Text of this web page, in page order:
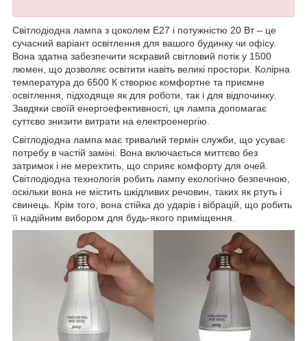
Світлодіодна лампа з цоколем E27 і потужністю 20 Вт – це
сучасний варіант освітлення для вашого будинку чи офісу.
Вона здатна забезпечити яскравий світловий потік у 1500
люмен, що дозволяє освітити навіть великі простори. Колірна
температура до 6500 К створює комфортне та приємне
освітлення, підходяще як для роботи, так і для відпочинку.
Завдяки своїй енергоефективності, ця лампа допомагає
суттєво знизити витрати на електроенергію.
Світлодіодна лампа має тривалий термін служби, що усуває
потребу в частій заміні. Вона включається миттєво без
затримок і не мерехтить, що сприяє комфорту для очей.
Світлодіодна технологія робить лампу екологічно безпечною,
оскільки вона не містить шкідливих речовин, таких як ртуть і
свинець. Крім того, вона стійка до ударів і вібрацій, що робить
її надійним вибором для будь-якого приміщення.